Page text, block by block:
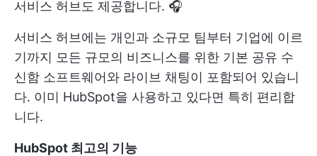
서비스 허브도 제공합니다. 🎧
서비스 허브에는 개인과 소규모 팀부터 기업에 이르
기까지 모든 규모의 비즈니스를 위한 기본 공유 수
신함 소프트웨어와 라이브 채팅이 포함되어 있습니
다. 이미 HubSpot을 사용하고 있다면 특히 편리합
니다.
HubSpot 최고의 기능